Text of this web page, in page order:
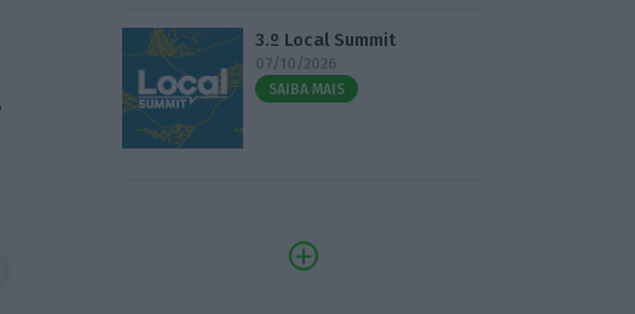
3.º Local Summit
07/10/2026
SAIBA MAIS